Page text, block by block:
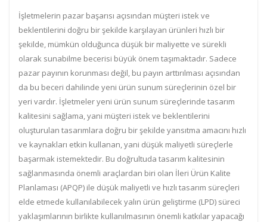
İşletmelerin pazar başarısı açısından müşteri istek ve
beklentilerini doğru bir şekilde karşılayan ürünleri hızlı bir
şekilde, mümkün olduğunca düşük bir maliyette ve sürekli
olarak sunabilme becerisi büyük önem taşımaktadır. Sadece
pazar payının korunması değil, bu payın arttırılması açısından
da bu beceri dahilinde yeni ürün sunum süreçlerinin özel bir
yeri vardır. İşletmeler yeni ürün sunum süreçlerinde tasarım
kalitesini sağlama, yani müşteri istek ve beklentilerini
oluşturulan tasarımlara doğru bir şekilde yansıtma amacını hızlı
ve kaynakları etkin kullanan, yani düşük maliyetli süreçlerle
başarmak istemektedir. Bu doğrultuda tasarım kalitesinin
sağlanmasında önemli araçlardan biri olan İleri Ürün Kalite
Planlaması (APQP) ile düşük maliyetli ve hızlı tasarım süreçleri
elde etmede kullanılabilecek yalın ürün geliştirme (LPD) süreci
yaklaşımlarının birlikte kullanılmasının önemli katkılar yapacağı